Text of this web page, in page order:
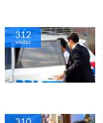
312
visitas